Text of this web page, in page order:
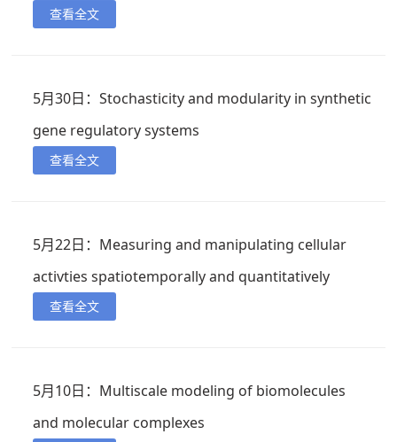
查看全文
5月30日：Stochasticity and modularity in synthetic
gene regulatory systems
查看全文
5月22日：Measuring and manipulating cellular
activties spatiotemporally and quantitatively
查看全文
5月10日：Multiscale modeling of biomolecules
and molecular complexes